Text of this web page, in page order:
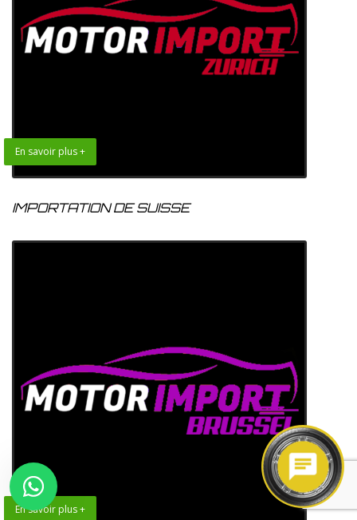
En savoir plus +
IMPORTATION DE SUISSE
En savoir plus +